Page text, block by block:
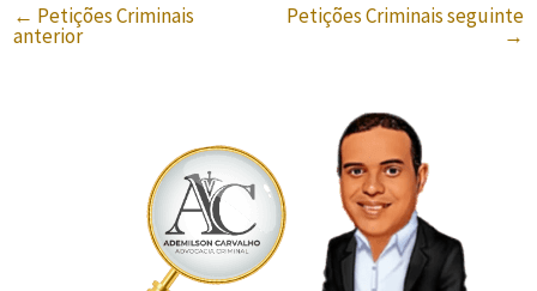
← Petições Criminais
anterior
Petições Criminais seguinte
→